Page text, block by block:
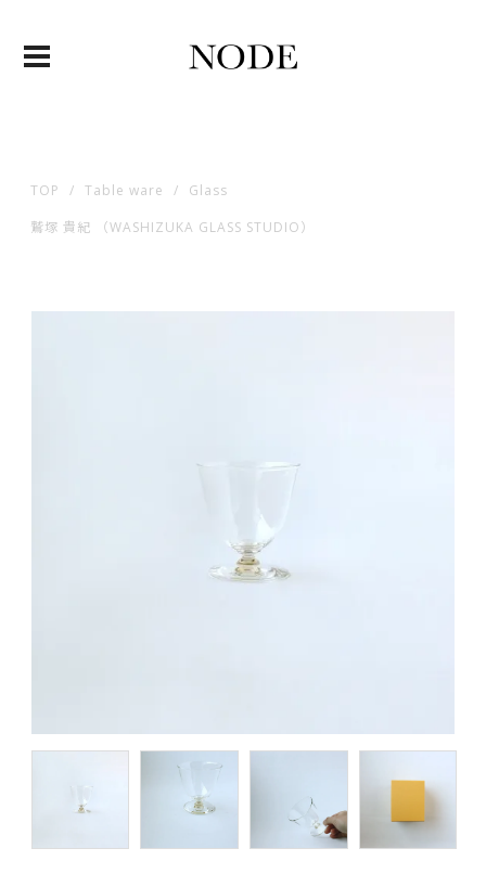
TOP Table ware
Glass
鷲塚 貴紀 （WASHIZUKA GLASS STUDIO）